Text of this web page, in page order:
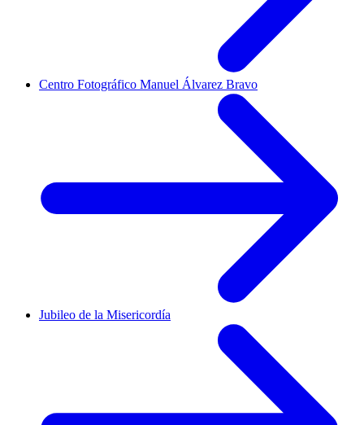
Centro Fotográfico Manuel Álvarez Bravo
Jubileo de la Misericordía